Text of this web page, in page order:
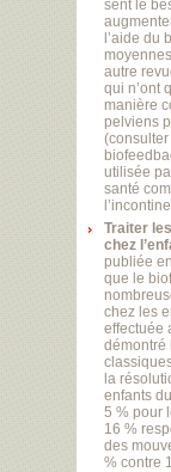
sent le
l’aide du
autre
qui n’ont
manière
pelviens
utilisée
santé
Traiter
chez
publiée
que le
chez les
effectuée
démontré
la
enfants
5 % pour
16 %
des
% contre